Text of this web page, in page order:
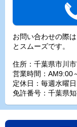
お問い合わせの際
とスムーズです。
住所：千葉県市川
営業時間：AM9:00
定休日：毎週水曜日
免許番号：千葉県